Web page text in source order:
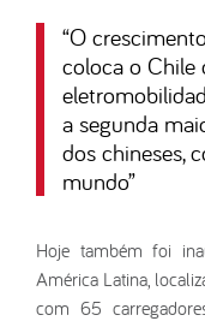
“O
coloca o Chile
a segunda
dos chineses,
mundo”
Hoje também foi
América Latina,
com 65